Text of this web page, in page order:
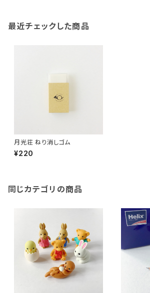
最近チェックした商品
月光荘 ねり消しゴム
¥220
同じカテゴリの商品